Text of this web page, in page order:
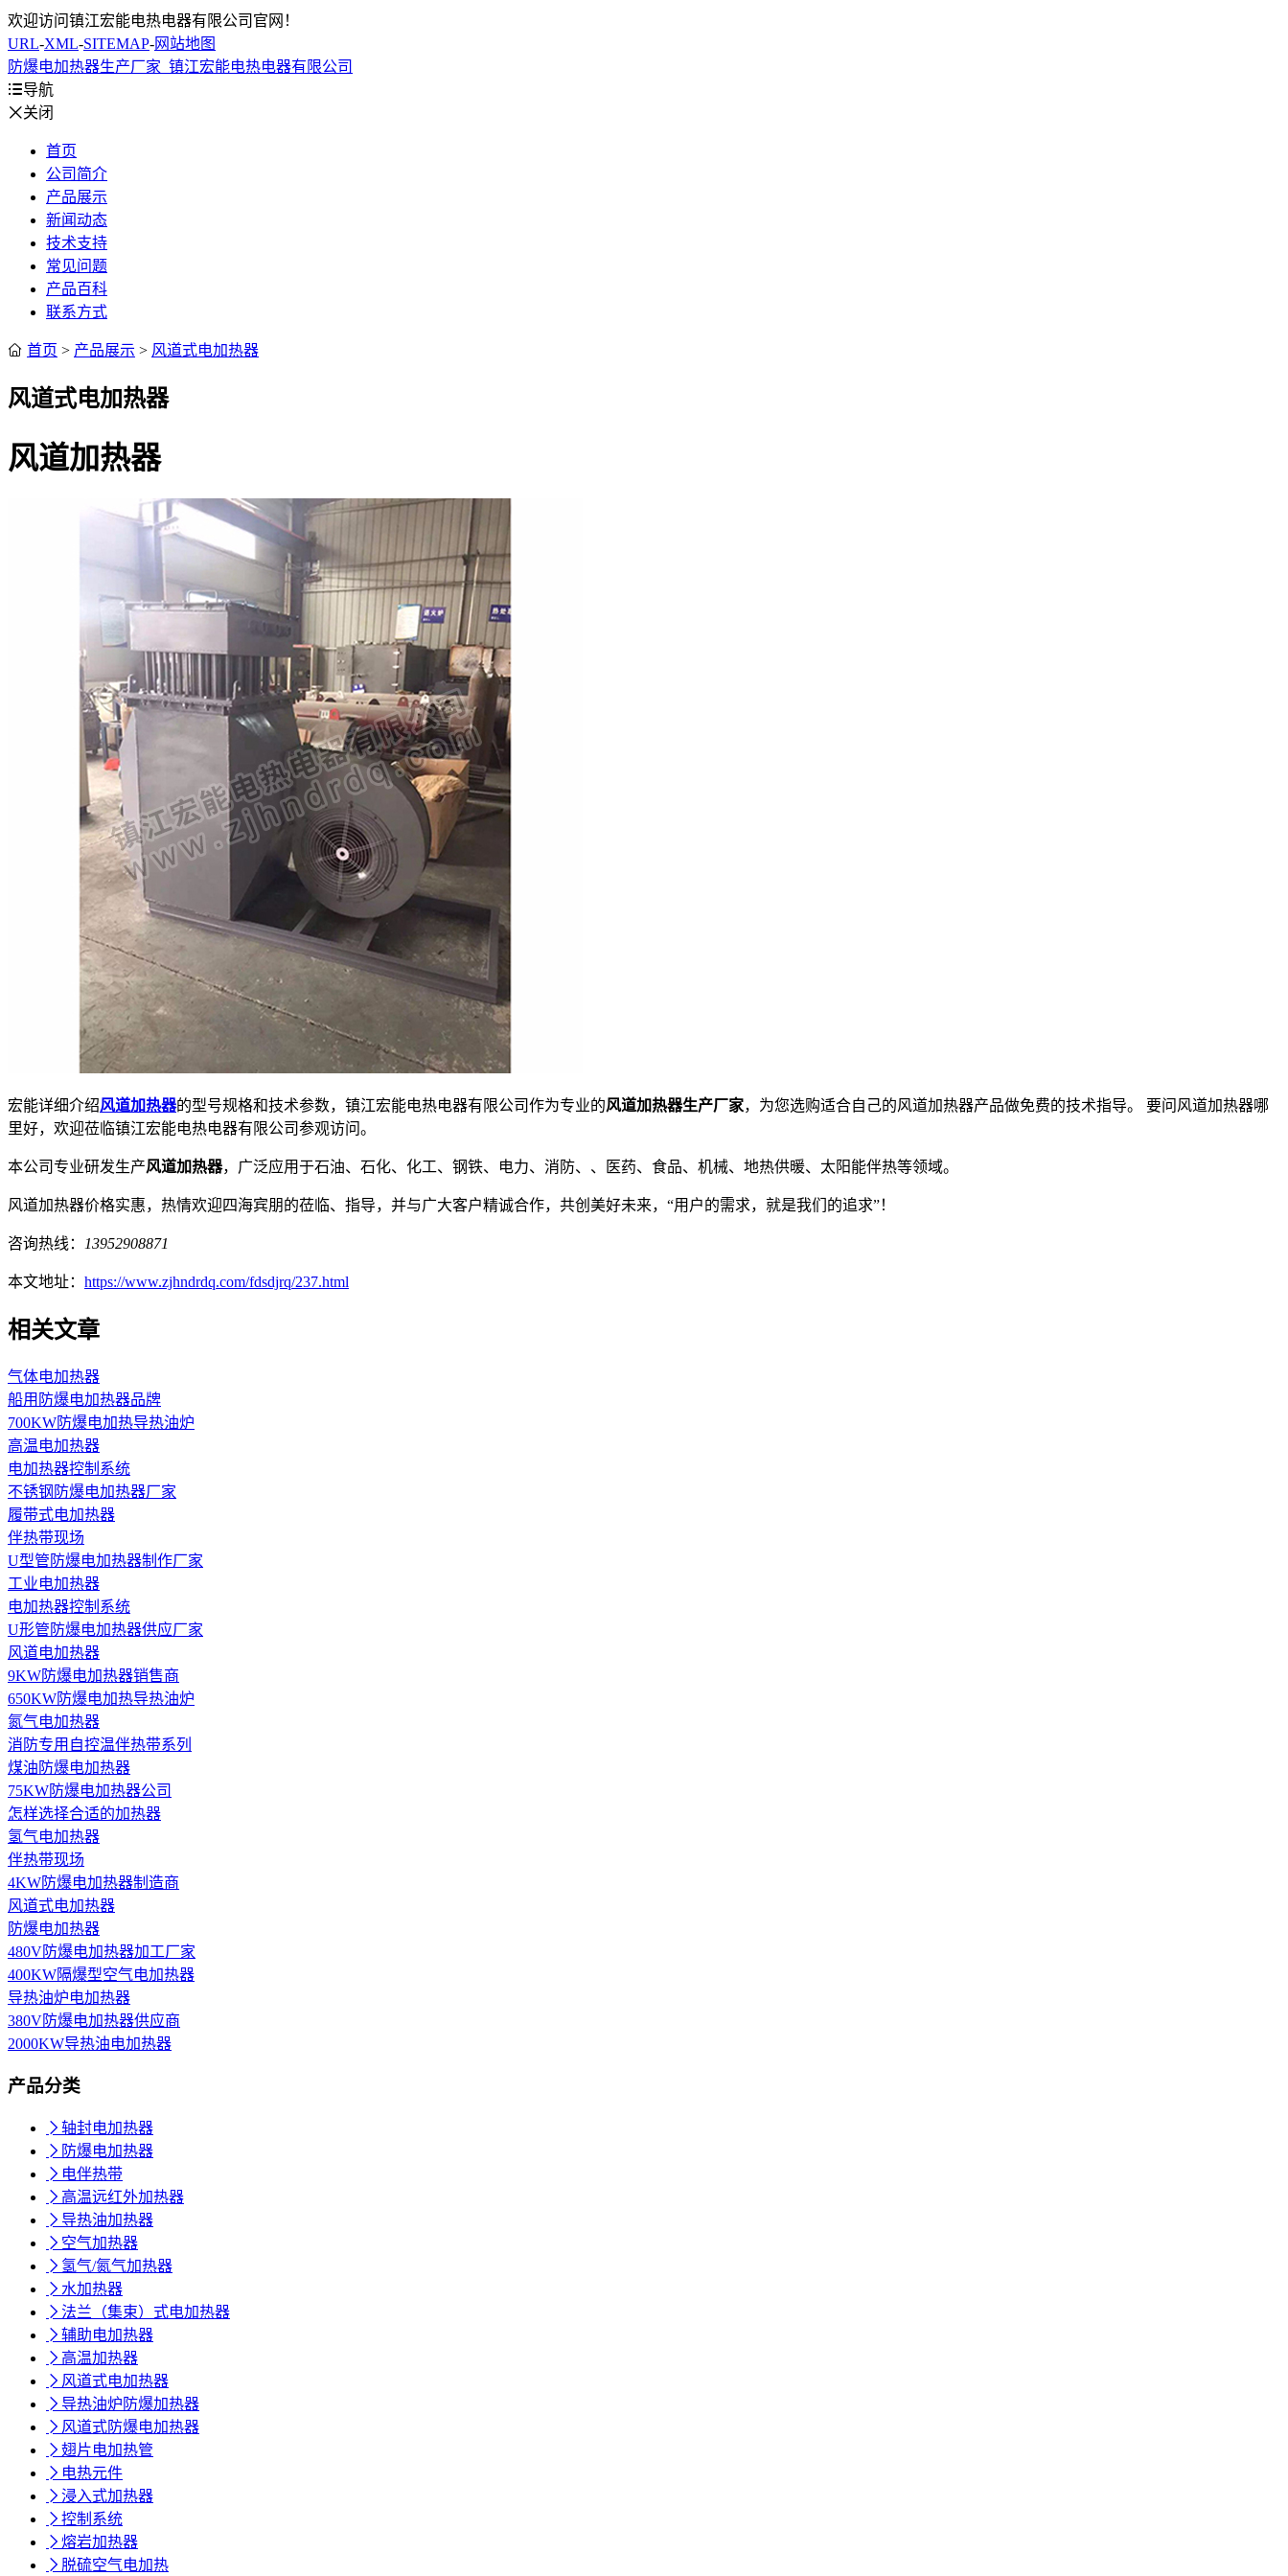
欢迎访问镇江宏能电热电器有限公司官网！
URL-XML-SITEMAP-网站地图
防爆电加热器生产厂家_镇江宏能电热电器有限公司
导航
关闭
首页
公司简介
产品展示
新闻动态
技术支持
常见问题
产品百科
联系方式
 首页 > 产品展示 > 风道式电加热器
风道式电加热器
风道加热器
宏能详细介绍风道加热器的型号规格和技术参数，镇江宏能电热电器有限公司作为专业的风道加热器生产厂家，为您选购适合自己的风道加热器产品做免费的技术指导。 要问风道加热器哪
里好，欢迎莅临镇江宏能电热电器有限公司参观访问。
本公司专业研发生产风道加热器，广泛应用于石油、石化、化工、钢铁、电力、消防、、医药、食品、机械、地热供暖、太阳能伴热等领域。
风道加热器价格实惠，热情欢迎四海宾朋的莅临、指导，并与广大客户精诚合作，共创美好未来，“用户的需求，就是我们的追求”！
咨询热线： 13952908871
本文地址： https://www.zjhndrdq.com/fdsdjrq/237.html
相关文章
气体电加热器
船用防爆电加热器品牌
700KW防爆电加热导热油炉
高温电加热器
电加热器控制系统
不锈钢防爆电加热器厂家
履带式电加热器
伴热带现场
U型管防爆电加热器制作厂家
工业电加热器
电加热器控制系统
U形管防爆电加热器供应厂家
风道电加热器
9KW防爆电加热器销售商
650KW防爆电加热导热油炉
氮气电加热器
消防专用自控温伴热带系列
煤油防爆电加热器
75KW防爆电加热器公司
怎样选择合适的加热器
氢气电加热器
伴热带现场
4KW防爆电加热器制造商
风道式电加热器
防爆电加热器
480V防爆电加热器加工厂家
400KW隔爆型空气电加热器
导热油炉电加热器
380V防爆电加热器供应商
2000KW导热油电加热器
产品分类
 轴封电加热器
 防爆电加热器
 电伴热带
 高温远红外加热器
 导热油加热器
 空气加热器
 氢气/氮气加热器
 水加热器
 法兰（集束）式电加热器
 辅助电加热器
 高温加热器
 风道式电加热器
 导热油炉防爆加热器
 风道式防爆电加热器
 翅片电加热管
 电热元件
 浸入式加热器
 控制系统
 熔岩加热器
 脱硫空气电加热